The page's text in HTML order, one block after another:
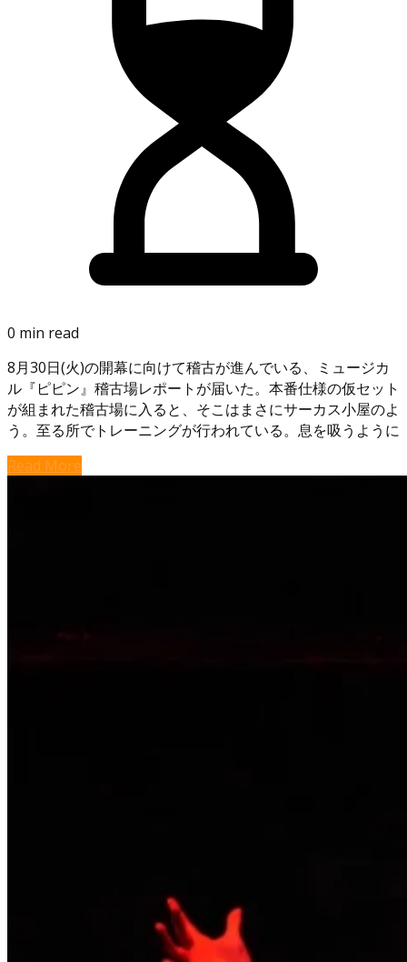
0 min read
8月30日(火)の開幕に向けて稽古が進んでいる、ミュージカ
ル『ピピン』稽古場レポートが届いた。本番仕様の仮セット
が組まれた稽古場に入ると、そこはまさにサーカス小屋のよ
う。至る所でトレーニングが行われている。息を吸うように
Read More